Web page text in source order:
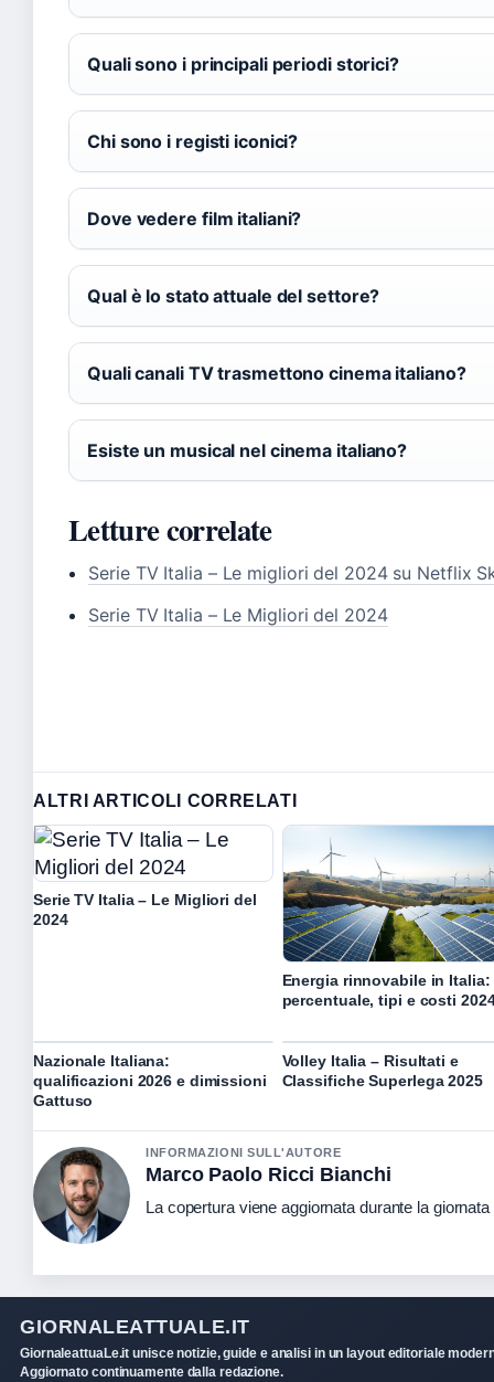
Quali sono i principali periodi storici?
Chi sono i registi iconici?
Dove vedere film italiani?
Qual è lo stato attuale del settore?
Quali canali TV trasmettono cinema italiano?
Esiste un musical nel cinema italiano?
Letture correlate
Serie TV Italia – Le migliori del 2024 su Netflix
Serie TV Italia – Le Migliori del 2024
ALTRI ARTICOLI CORRELATI
Serie TV Italia – Le Migliori del
2024
Energia rinnovabile in Italia:
percentuale, tipi e costi
Nazionale Italiana:
qualificazioni 2026 e dimissioni
Gattuso
Volley Italia – Risultati e
Classifiche Superlega 2025
INFORMAZIONI SULL'AUTORE
Marco Paolo Ricci Bianchi
La copertura viene aggiornata durante la
GIORNALEATTUALE.IT
GiornaleattuaLe.it unisce notizie, guide e analisi in un layout editoriale
Aggiornato continuamente dalla redazione.